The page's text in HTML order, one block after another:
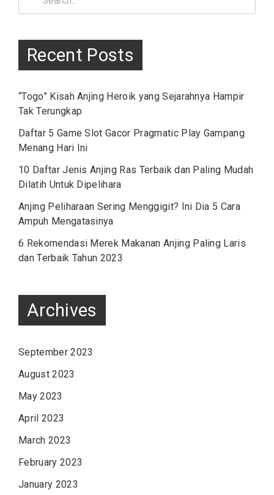
Recent Posts
“Togo” Kisah Anjing Heroik yang Sejarahnya Hampir
Tak Terungkap
Daftar 5 Game Slot Gacor Pragmatic Play Gampang
Menang Hari Ini
10 Daftar Jenis Anjing Ras Terbaik dan Paling Mudah
Dilatih Untuk Dipelihara
Anjing Peliharaan Sering Menggigit? Ini Dia 5 Cara
Ampuh Mengatasinya
6 Rekomendasi Merek Makanan Anjing Paling Laris
dan Terbaik Tahun 2023
Archives
September 2023
August 2023
May 2023
April 2023
March 2023
February 2023
January 2023